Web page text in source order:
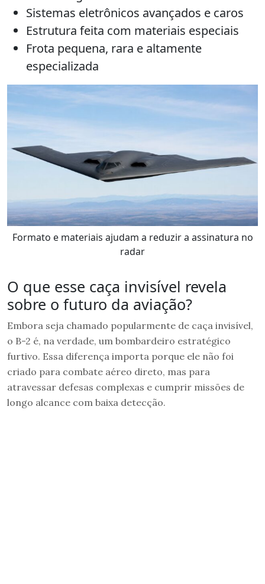
Sistemas eletrônicos avançados e caros
Estrutura feita com materiais especiais
Frota pequena, rara e altamente
especializada
Formato e materiais ajudam a reduzir a assinatura no
radar
O que esse caça invisível revela
sobre o futuro da aviação?
Embora seja chamado popularmente de caça invisível,
o B-2 é, na verdade, um bombardeiro estratégico
furtivo. Essa diferença importa porque ele não foi
criado para combate aéreo direto, mas para
atravessar defesas complexas e cumprir missões de
longo alcance com baixa detecção.